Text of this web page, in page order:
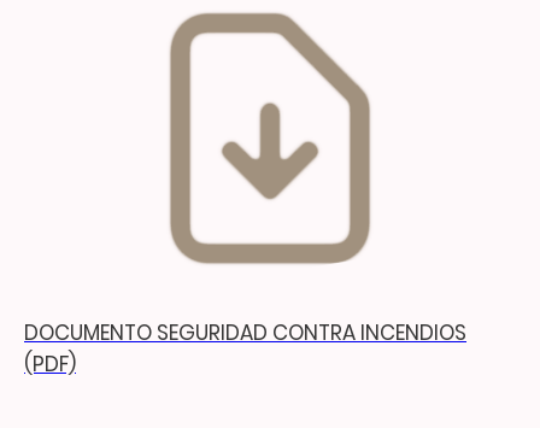
DOCUMENTO SEGURIDAD CONTRA INCENDIOS
(PDF)